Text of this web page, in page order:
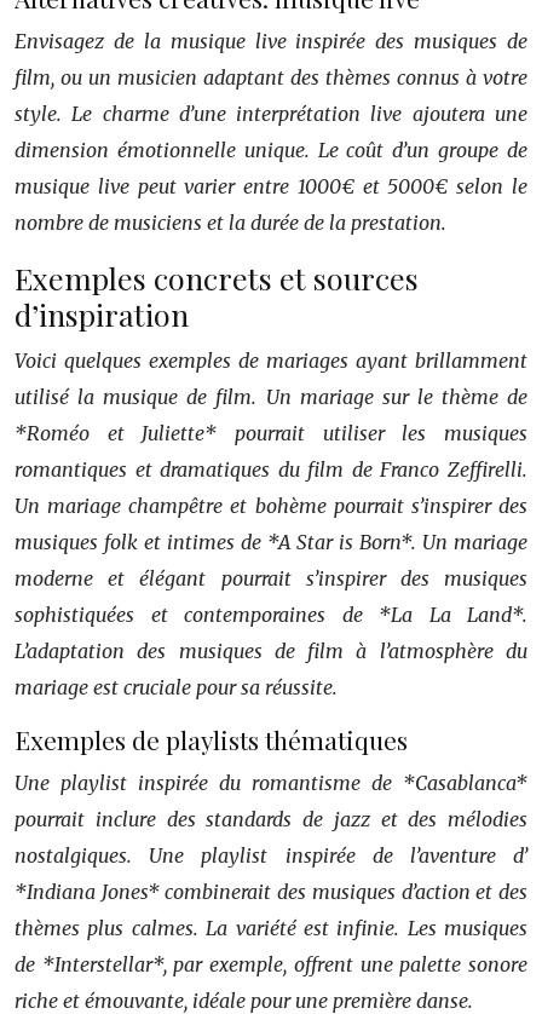
Envisagez de la musique live inspirée des musiques de
film, ou un musicien adaptant des thèmes connus à votre
style. Le charme d’une interprétation live ajoutera une
dimension émotionnelle unique. Le coût d’un groupe de
musique live peut varier entre 1000€ et 5000€ selon le
nombre de musiciens et la durée de la prestation.
Exemples concrets et sources
d’inspiration
Voici quelques exemples de mariages ayant brillamment
utilisé la musique de film. Un mariage sur le thème de
*Roméo et Juliette* pourrait utiliser les musiques
romantiques et dramatiques du film de Franco Zeffirelli.
Un mariage champêtre et bohème pourrait s’inspirer des
musiques folk et intimes de *A Star is Born*. Un mariage
moderne et élégant pourrait s’inspirer des musiques
sophistiquées et contemporaines de *La La Land*.
L’adaptation des musiques de film à l’atmosphère du
mariage est cruciale pour sa réussite.
Exemples de playlists thématiques
Une playlist inspirée du romantisme de *Casablanca*
pourrait inclure des standards de jazz et des mélodies
nostalgiques. Une playlist inspirée de l’aventure d’
*Indiana Jones* combinerait des musiques d’action et des
thèmes plus calmes. La variété est infinie. Les musiques
de *Interstellar*, par exemple, offrent une palette sonore
riche et émouvante, idéale pour une première danse.